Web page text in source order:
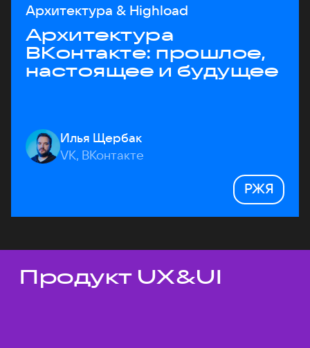
Архитектура & Highload
Архитектура
ВКонтакте: прошлое,
настоящее и будущее
Илья Щербак
VK, ВКонтакте
РЖЯ
Темы докладов
Продукт UX&UI